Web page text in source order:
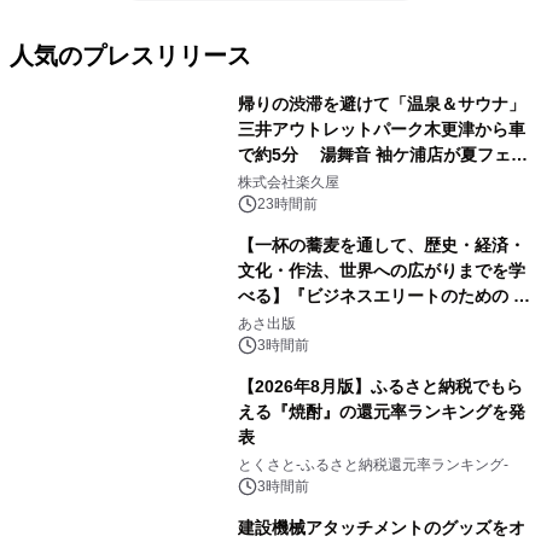
人気のプレスリリース
帰りの渋滞を避けて「温泉＆サウナ」
三井アウトレットパーク木更津から車
で約5分 湯舞音 袖ケ浦店が夏フェア
メニューを提供
株式会社楽久屋
23時間前
【一杯の蕎麦を通して、歴史・経済・
文化・作法、世界への広がりまでを学
べる】『ビジネスエリートのための 教
養としての蕎麦』2026年8月25日
（火）発売
あさ出版
3時間前
【2026年8月版】ふるさと納税でもら
える『焼酎』の還元率ランキングを発
表
とくさと-ふるさと納税還元率ランキング-
3時間前
建設機械アタッチメントのグッズをオ